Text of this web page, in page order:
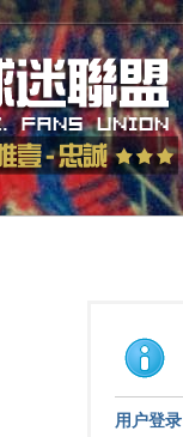
用户登录